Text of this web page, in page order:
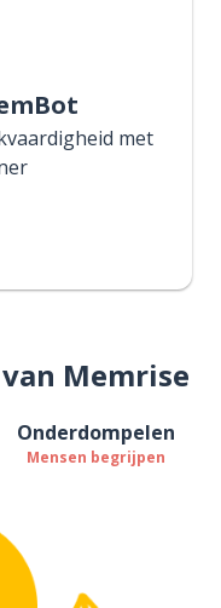
met
Memrise
Onderdompelen
Mensen begrijpen